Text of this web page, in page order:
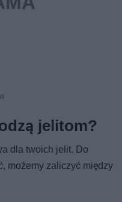
jelitom?
dla twoich jelit. Do
możemy zaliczyć między